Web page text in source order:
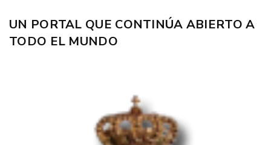
UN PORTAL QUE CONTINÚA ABIERTO A
TODO EL MUNDO